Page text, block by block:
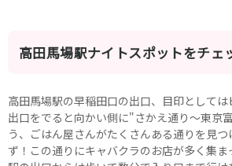
高田馬場駅ナイトスポットをチェ
高田馬場駅の早稲田口の出口、目印として
出口をでると向かい側に"さかえ通り～東京
う、ごはん屋さんがたくさんある通りを見
ず！この通りにキャバクラのお店が多く集
都営浅草線
浅草駅
浅草橋駅
東京メトロ銀座線